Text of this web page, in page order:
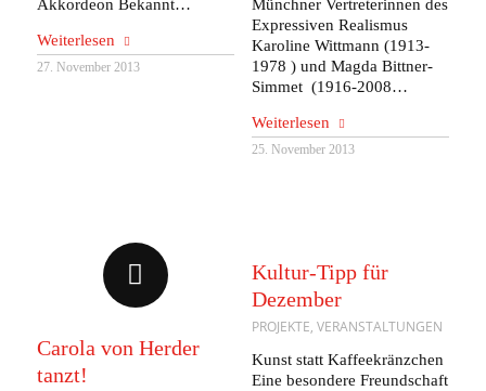
Akkordeon Bekannt…
Weiterlesen
27. November 2013
Münchner Vertreterinnen des
Expressiven Realismus
Karoline Wittmann (1913-
1978 ) und Magda Bittner-
Simmet (1916-2008…
Weiterlesen
25. November 2013
Carola von Herder
tanzt!
Kultur-Tipp für
Dezember
PROJEKTE, VERANSTALTUNGEN
Kunst statt Kaffeekränzchen
Eine besondere Freundschaft